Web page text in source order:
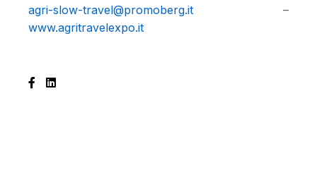
agri-slow-travel@promoberg.it –
www.agritravelexpo.it